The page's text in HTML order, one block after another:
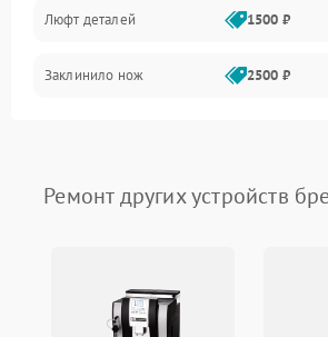
Люфт деталей 1500 ₽
Заклинило нож 2500 ₽
Ремонт других устройств